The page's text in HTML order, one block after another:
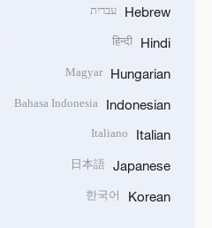
Hebrew עברית
Hindi
हिन्दी
Hungarian
Magyar
Indonesian
Bahasa Indonesia
Italian
Italiano
Japanese
日本語
Korean
한국어